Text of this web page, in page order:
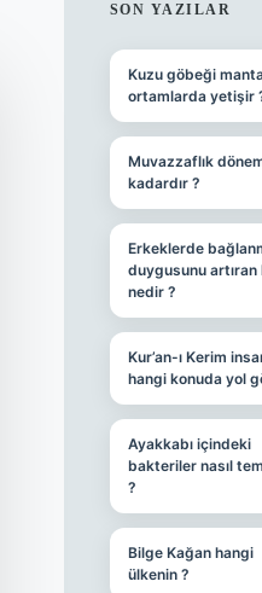
SON YAZILAR
Kuzu göbeği
ortamlarda yetişir
Muvazzaflık
kadardır ?
Erkeklerde
duygusunu artıran
nedir ?
Kur’an-ı Kerim
hangi konuda yol
Ayakkabı içindeki
bakteriler nasıl
?
Bilge Kağan hangi
ülkenin ?